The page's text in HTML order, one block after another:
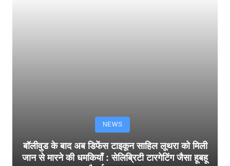
NEWS
बॉलीवुड के बाद अब डिफेंस टाइकून साहिल लूथरा को मिली
जान से मारने की धमकियाँ : सेलिब्रिटी टारगेटिंग जैसा हूबहू